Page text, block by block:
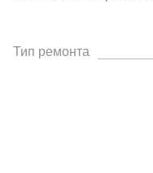
Тип ремонта